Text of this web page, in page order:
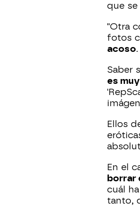
que
"Otra
fotos
acoso.
Saber
es
Ellos
En el
borrar
cuál
tanto,